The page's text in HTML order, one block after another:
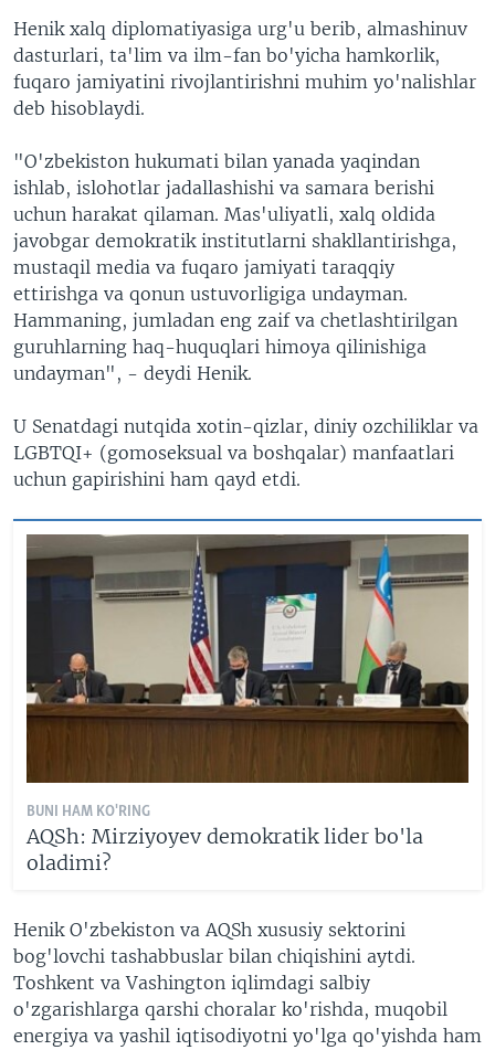
Henik xalq diplomatiyasiga urg'u berib, almashinuv
dasturlari, ta'lim va ilm-fan bo'yicha hamkorlik,
fuqaro jamiyatini rivojlantirishni muhim yo'nalishlar
deb hisoblaydi.
"O'zbekiston hukumati bilan yanada yaqindan
ishlab, islohotlar jadallashishi va samara berishi
uchun harakat qilaman. Mas'uliyatli, xalq oldida
javobgar demokratik institutlarni shakllantirishga,
mustaqil media va fuqaro jamiyati taraqqiy
ettirishga va qonun ustuvorligiga undayman.
Hammaning, jumladan eng zaif va chetlashtirilgan
guruhlarning haq-huquqlari himoya qilinishiga
undayman", - deydi Henik.
U Senatdagi nutqida xotin-qizlar, diniy ozchiliklar va
LGBTQI+ (gomoseksual va boshqalar) manfaatlari
uchun gapirishini ham qayd etdi.
BUNI HAM KO'RING
AQSh: Mirziyoyev demokratik lider bo'la
oladimi?
Henik O'zbekiston va AQSh xususiy sektorini
bog'lovchi tashabbuslar bilan chiqishini aytdi.
Toshkent va Vashington iqlimdagi salbiy
o'zgarishlarga qarshi choralar ko'rishda, muqobil
energiya va yashil iqtisodiyotni yo'lga qo'yishda ham